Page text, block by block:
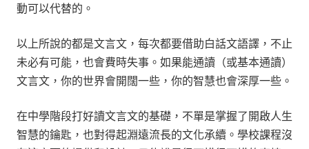
動可以代替的。
以上所說的都是文言文，每次都要借助白話文語譯，不止
未必有可能，也會費時失事。如果能通讀（或基本通讀）
文言文，你的世界會開闊一些，你的智慧也會深厚一些。
在中學階段打好讀文言文的基礎，不單是掌握了開啟人生
智慧的鑰匙，也對得起淵遠流長的文化承續。學校課程沒